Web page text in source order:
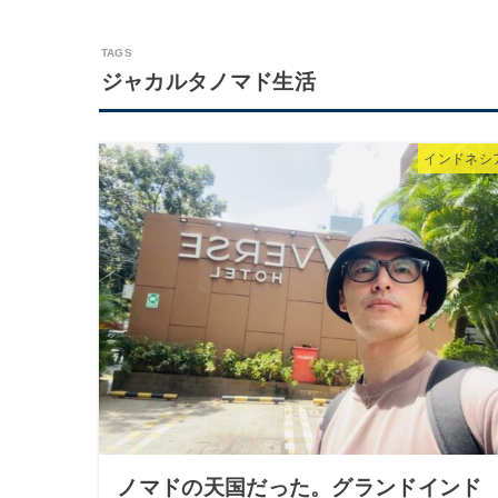
ジャカルタノマド生活
インドネシ
ノマドの天国だった。グランドインド